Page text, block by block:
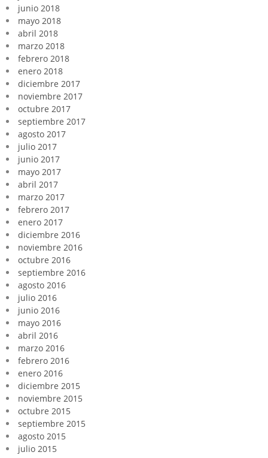
junio 2018
mayo 2018
abril 2018
marzo 2018
febrero 2018
enero 2018
diciembre 2017
noviembre 2017
octubre 2017
septiembre 2017
agosto 2017
julio 2017
junio 2017
mayo 2017
abril 2017
marzo 2017
febrero 2017
enero 2017
diciembre 2016
noviembre 2016
octubre 2016
septiembre 2016
agosto 2016
julio 2016
junio 2016
mayo 2016
abril 2016
marzo 2016
febrero 2016
enero 2016
diciembre 2015
noviembre 2015
octubre 2015
septiembre 2015
agosto 2015
julio 2015